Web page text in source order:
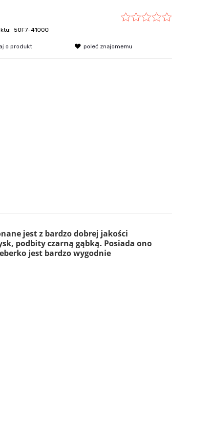
50F7-41000
o produkt poleć znajomemu
jest z bardzo dobrej jakości
podbity czarną gąbką. Posiada ono
jest bardzo wygodnie